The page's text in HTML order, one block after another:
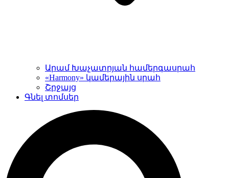
Արամ Խաչատրյան համերգասրահ
«Harmony» կամերային սրահ
Շրջայց
Գնել տոմսեր